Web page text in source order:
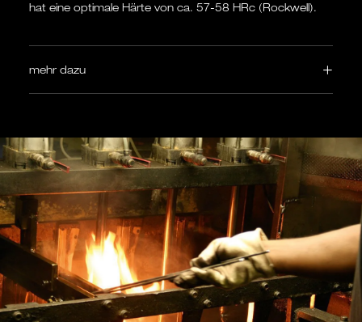
hat eine optimale Härte von ca. 57-58 HRc (Rockwell).
mehr dazu